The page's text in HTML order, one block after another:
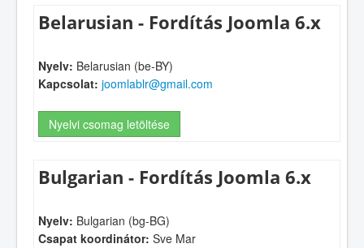
Belarusian - Fordítás Joomla 6.x
Nyelv: Belarusian (be-BY)
Kapcsolat: joomlablr@gmail.com
Nyelvi csomag letöltése
Bulgarian - Fordítás Joomla 6.x
Nyelv: Bulgarian (bg-BG)
Csapat koordinátor: Sve Mar